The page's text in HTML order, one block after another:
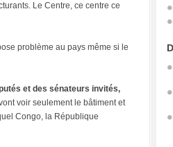
Le Centre, ce centre ce
problème au pays même si le
et des sénateurs invités,
voir seulement le bâtiment et
Congo, la République